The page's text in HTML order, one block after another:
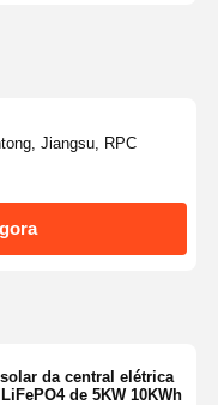
Jiangsu, RPC
da central elétrica
de 5KW 10KWh